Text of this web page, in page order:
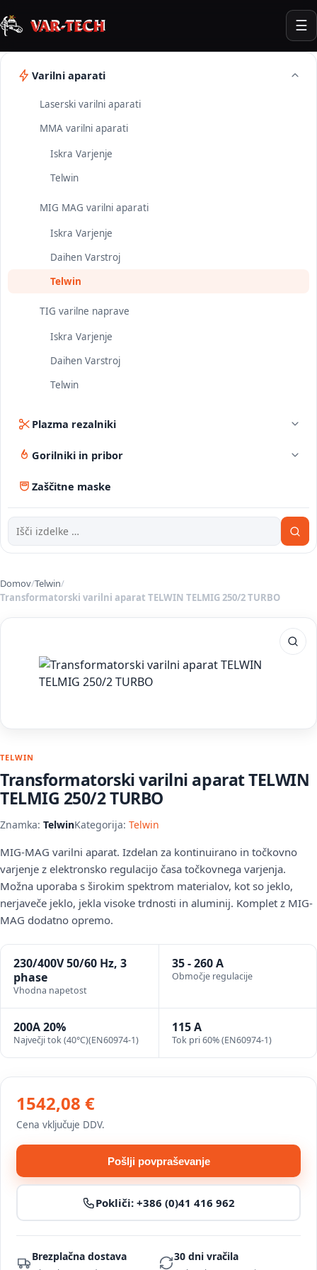
☰
Varilni aparati
Laserski varilni aparati
MMA varilni aparati
Iskra Varjenje
Telwin
MIG MAG varilni aparati
Iskra Varjenje
Daihen Varstroj
Telwin
TIG varilne naprave
Iskra Varjenje
Daihen Varstroj
Telwin
Plazma rezalniki
Gorilniki in pribor
Zaščitne maske
Domov/Telwin/
Transformatorski varilni aparat TELWIN TELMIG 250/2 TURBO
TELWIN
Transformatorski varilni aparat TELWIN
TELMIG 250/2 TURBO
Znamka: TelwinKategorija: Telwin
MIG-MAG varilni aparat. Izdelan za kontinuirano in točkovno
varjenje z elektronsko regulacijo časa točkovnega varjenja.
Možna uporaba s širokim spektrom materialov, kot so jeklo,
nerjaveče jeklo, jekla visoke trdnosti in aluminij. Komplet z MIG-
MAG dodatno opremo.
230/400V 50/60 Hz, 3
phase
Vhodna napetost
35 - 260 A
Območje regulacije
200A 20%
Največji tok (40°C)(EN60974-1)
115 A
Tok pri 60% (EN60974-1)
1542,08 €
Cena vključuje DDV.
Pošlji povpraševanje
Pokliči: +386 (0)41 416 962
Brezplačna dostava 30 dni vračila